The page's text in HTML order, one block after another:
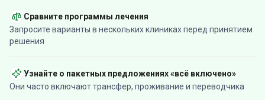
Сравните программы лечения
Запросите варианты в нескольких клиниках перед принятием
решения
Узнайте о пакетных предложениях «всё включено»
Они часто включают трансфер, проживание и переводчика